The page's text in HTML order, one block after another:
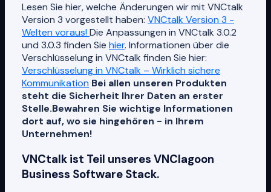
Lesen Sie hier, welche Änderungen wir mit VNCtalk
Version 3 vorgestellt haben: VNCtalk Version 3 -
Welten voraus! Die Anpassungen in VNCtalk 3.0.2
und 3.0.3 finden Sie hier. Informationen über die
Verschlüsselung in VNCtalk finden Sie hier:
Verschlüsselung in VNCtalk – Wirklich sichere
Kommunikation Bei allen unseren Produkten
steht die Sicherheit Ihrer Daten an erster
Stelle.Bewahren Sie wichtige Informationen
dort auf, wo sie hingehören - in Ihrem
Unternehmen!
VNCtalk ist Teil unseres VNClagoon
Business Software Stack.